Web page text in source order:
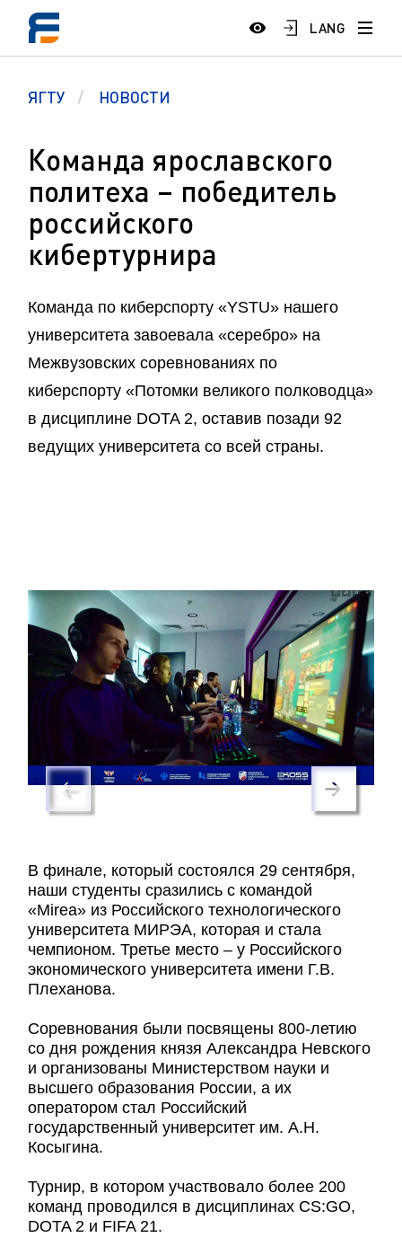
LANG
ЯГТУ НОВОСТИ
Команда ярославского
политеха – победитель
российского
кибертурнира
Команда по киберспорту «YSTU» нашего
университета завоевала «серебро» на
Межвузовских соревнованиях по
киберспорту «Потомки великого полководца»
в дисциплине DOTA 2, оставив позади 92
ведущих университета со всей страны.
В финале, который состоялся 29 сентября,
наши студенты сразились с командой
«Mirea» из Российского технологического
университета МИРЭА, которая и стала
чемпионом. Третье место – у Российского
экономического университета имени Г.В.
Плеханова.
Соревнования были посвящены 800-летию
со дня рождения князя Александра Невского
и организованы Министерством науки и
высшего образования России, а их
оператором стал Российский
государственный университет им. А.Н.
Косыгина.
Турнир, в котором участвовало более 200
команд проводился в дисциплинах CS:GO,
DOTA 2 и FIFA 21.